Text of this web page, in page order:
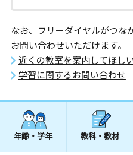
なお、フリーダイヤルがつな
お問い合わせいただけます。
近くの教室を案内してほし
学習に関するお問い合わせ
年齢・学年 教科・教材